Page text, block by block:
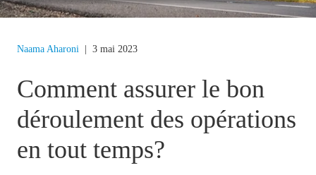
Naama Aharoni 3 mai 2023
Comment assurer le bon
déroulement des opérations
en tout temps?